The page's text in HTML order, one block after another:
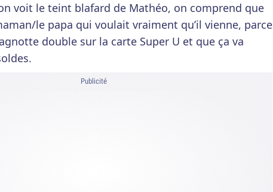
voit le teint blafard de Mathéo, on comprend que
le papa qui voulait vraiment qu’il vienne, parce
double sur la carte Super U et que ça va
Publicité